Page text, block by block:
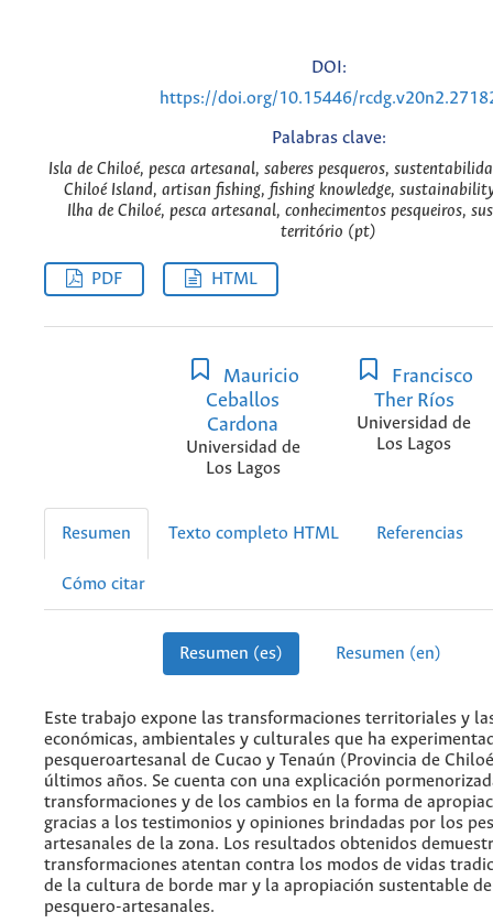
DOI:
https://doi.org/10.15446/
Palabras clave:
Isla de Chiloé, pesca artesanal, saberes pesqueros,
Chiloé Island, artisan fishing, fishing knowledge,
Ilha de Chiloé, pesca artesanal, conhecimentos pesqueiros,
território (pt)
PDF HTML
Mauricio
Ceballos
Cardona
Universidad de
Los Lagos
Francisco
Ther Ríos
Universidad de
Los Lagos
Resumen Texto completo HTML Referencias
Cómo citar
Resumen (es) Resumen (en)
Este trabajo expone las transformaciones territoriales y
económicas, ambientales y culturales que ha
pesqueroartesanal de Cucao y Tenaún (Provincia de
últimos años. Se cuenta con una explicación
transformaciones y de los cambios en la forma de
gracias a los testimonios y opiniones brindadas por los
artesanales de la zona. Los resultados obtenidos
transformaciones atentan contra los modos de vidas
de la cultura de borde mar y la apropiación sustentable
pesquero-artesanales.